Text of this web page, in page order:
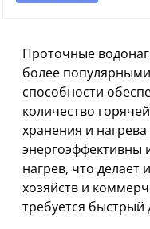
Проточные
более
способности
количество
хранения и
энергоэффективны
нагрев, что
хозяйств и
требуется быстрый